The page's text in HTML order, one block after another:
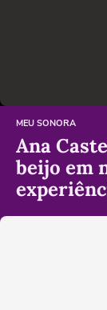
MEU SONORA
Ana
beijo em